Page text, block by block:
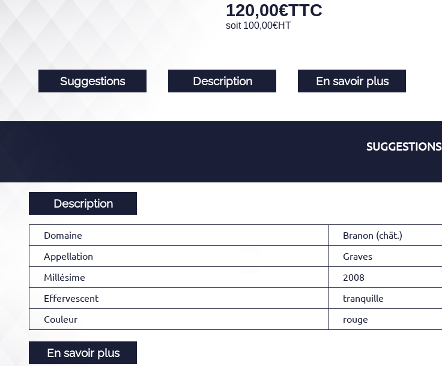
120,00€TTC
soit 100,00€HT
Suggestions Description En savoir plus
SUGGESTIONS
Description
Domaine
Branon (chät.)
Appellation
Graves
Millésime
2008
Effervescent
tranquille
Couleur
rouge
En savoir plus